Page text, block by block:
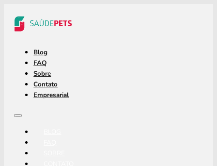
Blog
FAQ
Sobre
Contato
Empresarial